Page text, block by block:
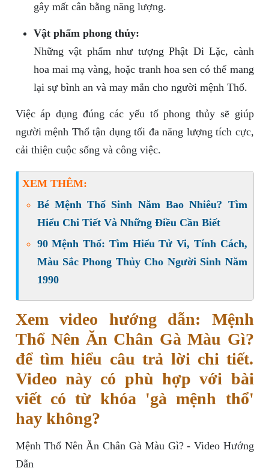
gây mất cân bằng năng lượng.
Vật phẩm phong thủy:
Những vật phẩm như tượng Phật Di Lặc, cành
hoa mai mạ vàng, hoặc tranh hoa sen có thể mang
lại sự bình an và may mắn cho người mệnh Thổ.
Việc áp dụng đúng các yếu tố phong thủy sẽ giúp
người mệnh Thổ tận dụng tối đa năng lượng tích cực,
cải thiện cuộc sống và công việc.
XEM THÊM:
Bé Mệnh Thổ Sinh Năm Bao Nhiêu? Tìm
Hiểu Chi Tiết Và Những Điều Cần Biết
90 Mệnh Thổ: Tìm Hiểu Tử Vi, Tính Cách,
Màu Sắc Phong Thủy Cho Người Sinh Năm
1990
Xem video hướng dẫn: Mệnh
Thổ Nên Ăn Chân Gà Màu Gì?
để tìm hiểu câu trả lời chi tiết.
Video này có phù hợp với bài
viết có từ khóa 'gà mệnh thổ'
hay không?
Mệnh Thổ Nên Ăn Chân Gà Màu Gì? - Video Hướng
Dẫn